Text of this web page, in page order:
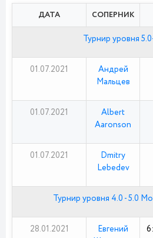
ДАТА СОПЕРНИК
Турнир уровня
01.07.2021
Андрей
Мальцев
01.07.2021
Albert
Aaronson
01.07.2021
Dmitry
Lebedev
Турнир уровня 4.0 - 5.0
28.01.2021
Евгений